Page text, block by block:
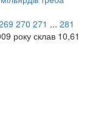
року склав 10,61
270 271 ... 281